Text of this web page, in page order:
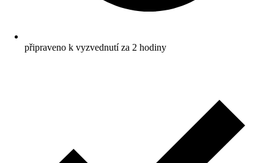
připraveno k vyzvednutí za 2 hodiny